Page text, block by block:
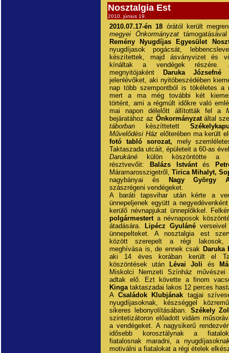
Nosztalgia Est
2010. június 19.
2010.07.17-én 18 órától került
megyei Önkormányzat
Remény Nyugdíjas Egyesület
nyugdíjasok pogácsát,
készítettek, majd ásványvizet és
kínáltak a vendégek részére.
megnyitójaként
Daruka Józsefné
jelenlévőket, aki nyitóbeszédében
nap több szempontból is tökéletes a
mert a ma még további két
történt, ami a régmúlt időkre való
mai napon délelőtt állították fel a
bejáratához az Önkormányzatáltal
táborban készíttetett
Művelődési Házelőterében ma került
fotó tabló sorozat, mely
Taktaszada utcáit, épületeit a 60-as
Darukáné
külön köszöntötte a
résztvevőit:
Balázs Istvántés
Máramarosszigetről, Tirica Mihalyt,
nagybányai és
Nagy György
szászrégeni vendégeket.
A baráti tapsvihar után kérte a
ünnepeljenek együtt a
kerülő névnapjukat ünneplőkkel.
polgármesterta névnaposok
átadására.
Lipécz Gyuláné
ünnepelteket. A nosztalgia est
között szerepelt a régi lakosok,
meghívása is, de ennek csak Daruka
aki 14 éves korában került el
köszöntések után
Lévai Joli és
Miskolci Nemzeti Színház művészei
adtak elő. Ezt követte a finom
Kingataktaszadai lakos 12 perces
A Családok Klubjának tagjai
nyugdíjasoknak, készséggel
sikeres lebonyolításában. Székely
szintetizátoron előadott vidám
a vendégeket. A nagysikerű
idősebb korosztálynak a
fiatalosnak maradni, a
motiválni a fiatalokat a régi ételek